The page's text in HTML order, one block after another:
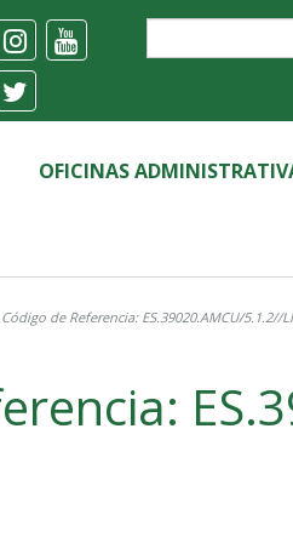
OFICINAS
Código de Referencia: ES.39020.AMCU/5.1.2//